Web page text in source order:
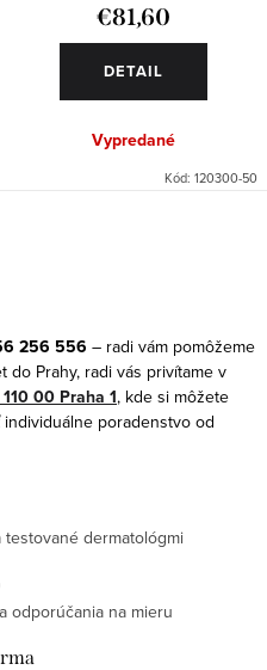
€81,60
DETAIL
Vypredané
Kód: 120300-50
256 556 – radi vám pomôžeme
do Prahy, radi vás privítame v
00 Praha 1, kde si môžete
poradenstvo od
dermatológmi
odporúčania na mieru